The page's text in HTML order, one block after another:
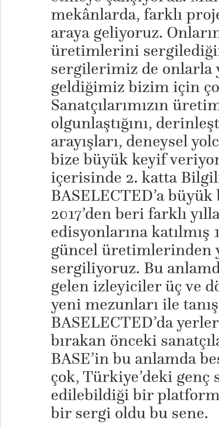
mekânlarda, farklı
araya geliyoruz.
üretimlerini
sergilerimiz de onlarla
geldiğimiz bizim için
Sanatçılarımızın
olgunlaştığını,
arayışları, deneysel
bize büyük keyif
içerisinde 2. katta
BASELECTED’a
2017’den beri farklı
edisyonlarına katılmış
güncel üretimlerinden
sergiliyoruz. Bu
gelen izleyiciler üç ve
yeni mezunları ile
BASELECTED’da
bırakan önceki
BASE’in bu anlamda
çok, Türkiye’deki
edilebildiği bir
bir sergi oldu bu sene.